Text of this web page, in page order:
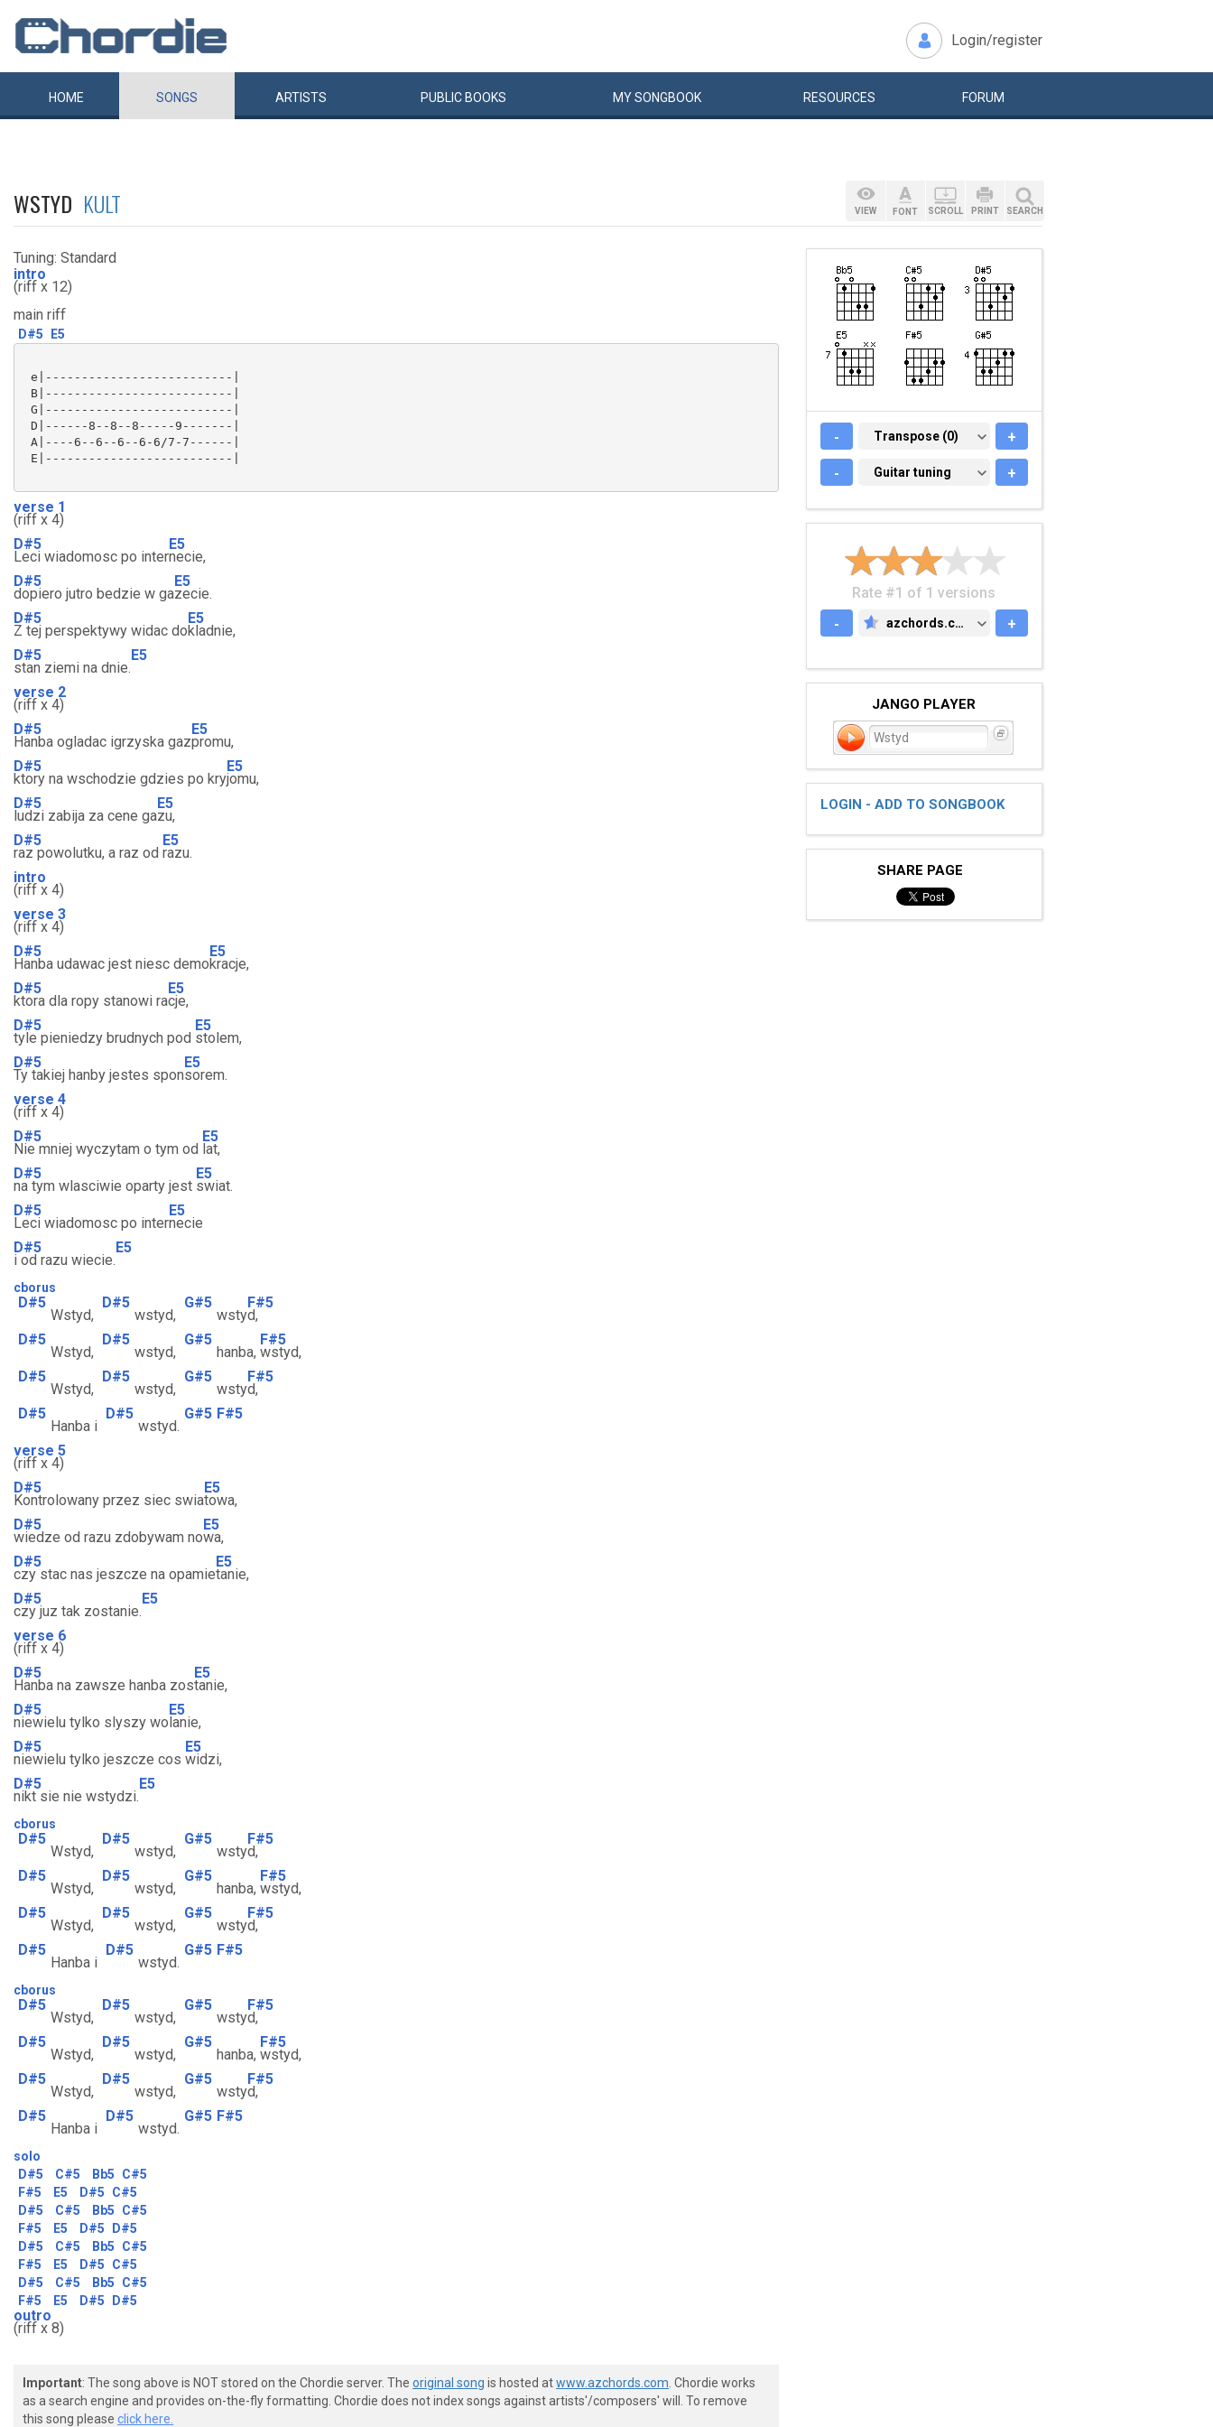
Login/register
HOME SONGS ARTISTS PUBLIC BOOKS MYSONGBOOK RESOURCES FORUM
WSTYD KULT
Tuning: Standard
intro
(riff x 12)
main riff
D#5 E5
e|--------------------------|
B|--------------------------|
G|--------------------------|
D|------8--8--8-----9-------|
A|----6--6--6--6-6/7-7------|
E|--------------------------|
verse 1
(riff x 4)
D#5
Leci wiadomosc po inter
E5
necie,
D#5
dopiero jutro bedzie w ga
E5
zecie.
D#5
Z tej perspektywy widac do
E5
kladnie,
D#5
stan ziemi na dnie.
E5
verse 2
(riff x 4)
D#5
Hanba ogladac igrzyska gaz
E5
promu,
D#5
ktory na wschodzie gdzies po kry
E5
jomu,
D#5
ludzi zabija za cene ga
E5
zu,
D#5
raz powolutku, a raz od
E5
razu.
intro
(riff x 4)
verse 3
(riff x 4)
D#5
Hanba udawac jest niesc demo
E5
kracje,
D#5
ktora dla ropy stanowi ra
E5
cje,
D#5
tyle pieniedzy brudnych pod
E5
stolem,
D#5
Ty takiej hanby jestes spon
E5
sorem.
verse 4
(riff x 4)
D#5
Nie mniej wyczytam o tym od
E5
lat,
D#5
na tym wlasciwie oparty jest
E5
swiat.
D#5
Leci wiadomosc po inter
E5
necie
D#5
i od razu wiecie.
E5
cborus
D#5
Wstyd,
D#5
wstyd,
G#5
wsty
F#5
d,
D#5
Wstyd,
D#5
wstyd,
G#5
hanba,
F#5
wstyd,
D#5
Wstyd,
D#5
wstyd,
G#5
wsty
F#5
d,
D#5
Hanba i
D#5
wstyd.
G#5 F#5
verse 5
(riff x 4)
D#5
Kontrolowany przez siec swia
E5
towa,
D#5
wiedze od razu zdobywam no
E5
wa,
D#5
czy stac nas jeszcze na opamie
E5
tanie,
D#5
czy juz tak zostanie.
E5
verse 6
(riff x 4)
D#5
Hanba na zawsze hanba zos
E5
tanie,
D#5
niewielu tylko slyszy wo
E5
lanie,
D#5
niewielu tylko jeszcze cos
E5
widzi,
D#5
nikt sie nie wstydzi.
E5
cborus
D#5
Wstyd,
D#5
wstyd,
G#5
wsty
F#5
d,
D#5
Wstyd,
D#5
wstyd,
G#5
hanba,
F#5
wstyd,
D#5
Wstyd,
D#5
wstyd,
G#5
wsty
F#5
d,
D#5
Hanba i
D#5
wstyd.
G#5 F#5
cborus
D#5
Wstyd,
D#5
wstyd,
G#5
wsty
F#5
d,
D#5
Wstyd,
D#5
wstyd,
G#5
hanba,
F#5
wstyd,
D#5
Wstyd,
D#5
wstyd,
G#5
wsty
F#5
d,
D#5
Hanba i
D#5
wstyd.
G#5 F#5
solo
D#5
C#5 Bb5
C#5
F#5
E5 D#5
C#5
D#5
C#5 Bb5
C#5
F#5
E5 D#5
D#5
D#5
C#5 Bb5
C#5
F#5
E5 D#5
C#5
D#5
C#5 Bb5
C#5
F#5
E5 D#5 D#5
outro
(riff x 8)
Important: The song above is NOT stored on the Chordie server. The original song is hosted atwww.azchords.com . Chordie works
as a search engine and provides on-the-fly formatting. Chordie does not index songs against artists'/composers' will. To remove
this song please click here.
VIEW FONT SCROLL PRINT SEARCH
- TRANSPOSE (0)
Transpose (0) +
- GUITAR TUNING
Guitar tuning +
Rate #1 of 1 versions
-
AZCHORDS.COM
azchords.com +
JANGO PLAYER
Wstyd
LOGIN - ADD TO SONGBOOK
SHARE PAGE